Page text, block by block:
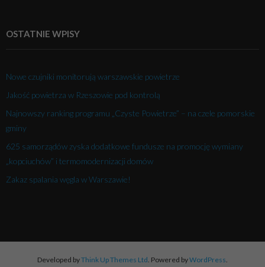
OSTATNIE WPISY
Nowe czujniki monitorują warszawskie powietrze
Jakość powietrza w Rzeszowie pod kontrolą
Najnowszy ranking programu „Czyste Powietrze” – na czele pomorskie
gminy
625 samorządów zyska dodatkowe fundusze na promocję wymiany
„kopciuchów” i termomodernizacji domów
Zakaz spalania węgla w Warszawie!
Developed byThink Up Themes Ltd . Powered byWordPress